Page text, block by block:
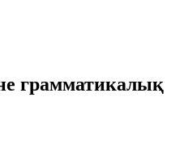
грамматикалық